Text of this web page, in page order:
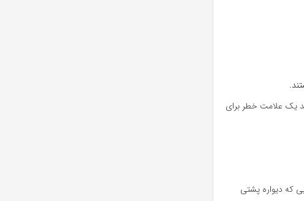
یک علامت خطر برای
که دیواره پشتی